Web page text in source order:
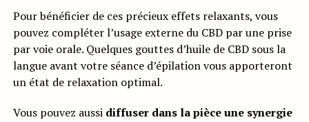
Pour bénéficier de ces précieux effets relaxants, vous
pouvez compléter l’usage externe du CBD par une prise
par voie orale. Quelques gouttes d’huile de CBD sous la
langue avant votre séance d’épilation vous apporteront
un état de relaxation optimal.
Vous pouvez aussi diffuser dans la pièce une synergie